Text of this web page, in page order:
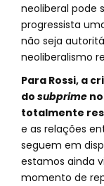
neoliberal pode
progressista
não seja
neoliberalismo
Para Rossi, a
do subprime
totalmente
e as relações
seguem em
estamos ainda
momento de